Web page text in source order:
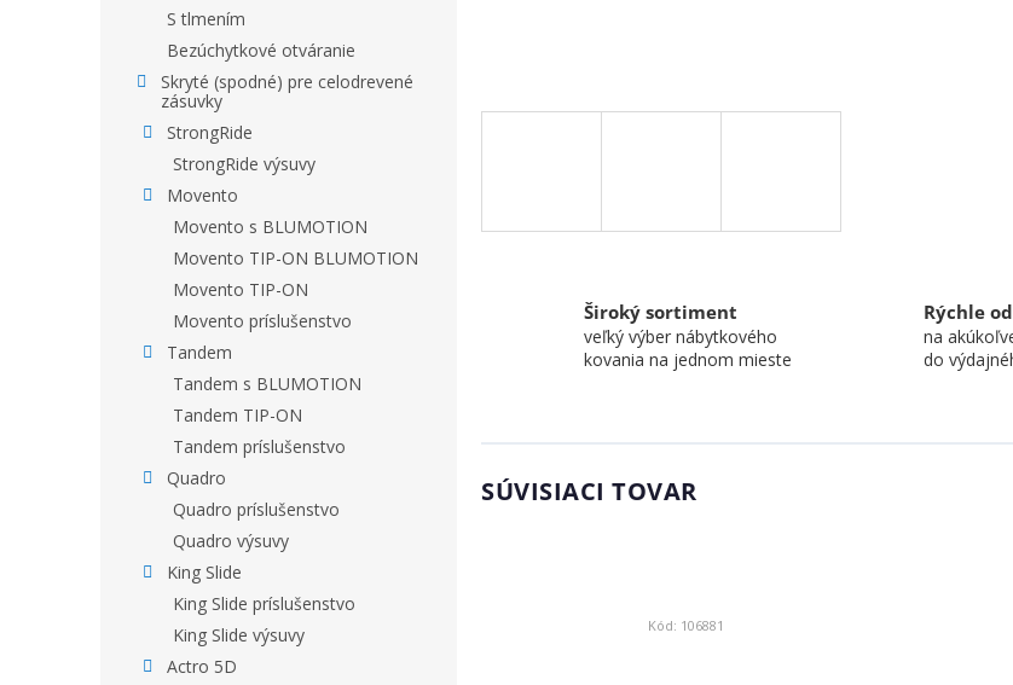
S tlmením
Bezúchytkové otváranie
Skryté (spodné) pre celodrevené
zásuvky
StrongRide
StrongRide výsuvy
Movento
Movento s BLUMOTION
Movento TIP-ON BLUMOTION
Movento TIP-ON
Movento príslušenstvo
Tandem
Tandem s BLUMOTION
Tandem TIP-ON
Tandem príslušenstvo
Quadro
Quadro príslušenstvo
Quadro výsuvy
King Slide
King Slide príslušenstvo
King Slide výsuvy
Actro 5D
Široký sortiment
veľký výber nábytkového
kovania na jednom mieste
Rýchle
na
do
SÚVISIACI TOVAR
Kód: 106881